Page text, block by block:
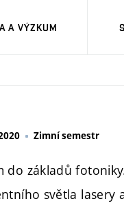
A VÝZKUM
Zimní semestr
do základů
světla lasery